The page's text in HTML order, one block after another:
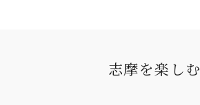
志摩を楽しむ